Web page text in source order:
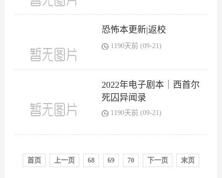
恐怖本更新|返校
1190天前 (09-21)
2022年电子剧本｜西首尔
死囚异闻录
1190天前 (09-21)
首页 上一页 68 69 70 下一页 末页